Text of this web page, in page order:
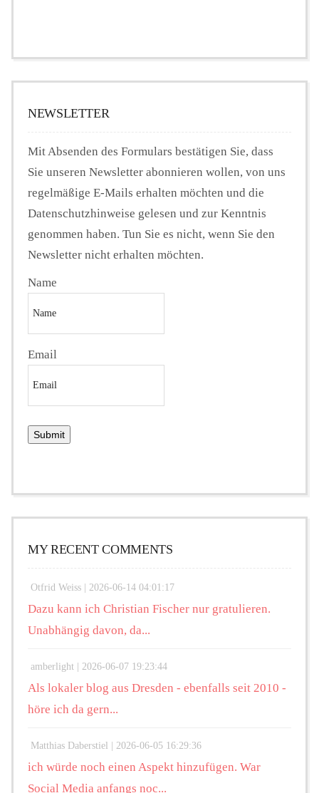
NEWSLETTER
Mit Absenden des Formulars bestätigen Sie, dass
Sie unseren Newsletter abonnieren wollen, von uns
regelmäßige E-Mails erhalten möchten und die
Datenschutzhinweise gelesen und zur Kenntnis
genommen haben. Tun Sie es nicht, wenn Sie den
Newsletter nicht erhalten möchten.
Name
Email
MY RECENT COMMENTS
Otfrid Weiss | 2026-06-14 04:01:17
Dazu kann ich Christian Fischer nur gratulieren.
Unabhängig davon, da...
amberlight | 2026-06-07 19:23:44
Als lokaler blog aus Dresden - ebenfalls seit 2010 -
höre ich da gern...
Matthias Daberstiel | 2026-06-05 16:29:36
ich würde noch einen Aspekt hinzufügen. War
Social Media anfangs noc...